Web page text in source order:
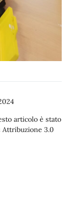
articolo è stato
Attribuzione 3.0